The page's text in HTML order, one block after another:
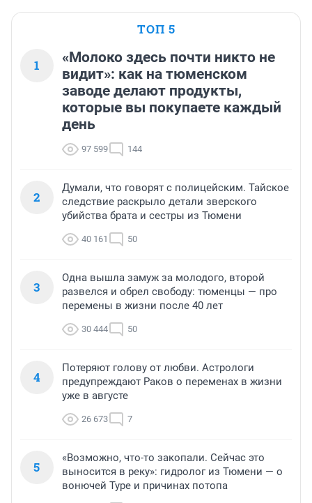
ТОП 5
1
«Молоко здесь почти никто не
видит»: как на тюменском
заводе делают продукты,
которые вы покупаете каждый
день
97 599 144
2
Думали, что говорят с полицейским. Тайское
следствие раскрыло детали зверского
убийства брата и сестры из Тюмени
40 161 50
3
Одна вышла замуж за молодого, второй
развелся и обрел свободу: тюменцы — про
перемены в жизни после 40 лет
30 444 50
4
Потеряют голову от любви. Астрологи
предупреждают Раков о переменах в жизни
уже в августе
26 673 7
5
«Возможно, что-то закопали. Сейчас это
выносится в реку»: гидролог из Тюмени — о
вонючей Туре и причинах потопа